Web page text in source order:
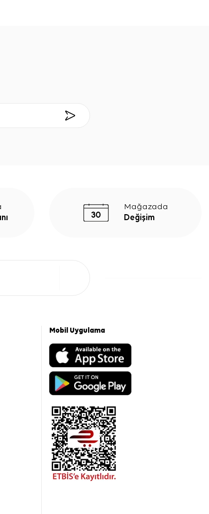
Mağazada
Değişim
Mobil Uygulama